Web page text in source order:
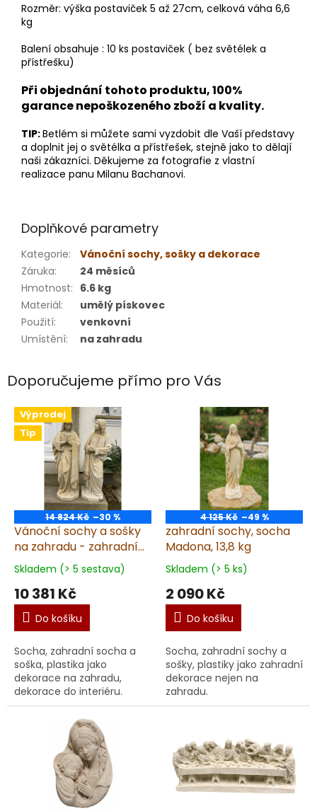
Rozměr: výška postaviček 5 až 27cm, celková váha 6,6
kg
Balení obsahuje : 10 ks postaviček ( bez světélek a
přístřešku)
Při objednání tohoto produktu, 100%
garance nepoškozeného zboží a kvality.
TIP:Betlém si můžete sami vyzdobit dle Vaší představy
a doplnit jej o světélka a přístřešek, stejně jako to dělají
naši zákazníci. Děkujeme za fotografie z vlastní
realizace panu Milanu Bachanovi.
Doplňkové parametry
Kategorie:
Vánoční sochy, sošky a dekorace
Záruka:
24 měsíců
Hmotnost: 6.6 kg
Materiál:
umělý pískovec
Použití:
venkovní
Umístění: na zahradu
Doporučujeme přímo pro Vás
Výprodej
Tip
14 824 Kč –30 %
Vánoční sochy a sošky
na zahradu - zahradní
dekorace, Panna Maria
a svatý Josef, set, výška
78cm, pískovec
Skladem (> 5 sestava)
10 381 Kč
Do košíku
Socha, zahradní socha a
soška, plastika jako
dekorace na zahradu,
dekorace do interiéru.
Prémiová socha Vánočního
betlému Prémiová vánoční
dekorace, socha
Vánočního ...
4 125 Kč –49 %
zahradní sochy, socha
Madona, 13,8 kg
Skladem (> 5 ks)
2 090 Kč
Do košíku
Socha, zahradní sochy a
sošky, plastiky jako zahradní
dekorace nejen na
zahradu.